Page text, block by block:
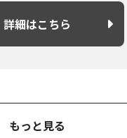
については詳細はこちらよ
。
詳細はこちら
もっと見る